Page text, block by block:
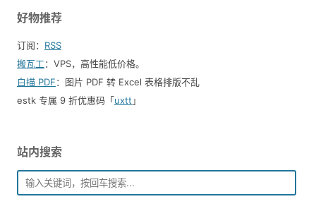
好物推荐
订阅： RSS
搬瓦工：VPS，高性能低价格。️
白描 PDF：图片 PDF 转 Excel 表格排版不乱
estk 专属 9 折优惠码「uxtt 」
站内搜索